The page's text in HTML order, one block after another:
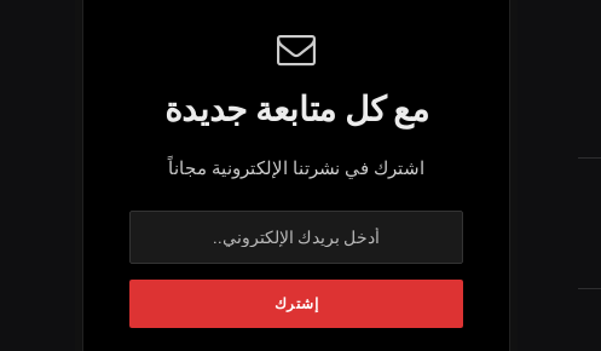
مع كل متابعة جديدة
اشترك في نشرتنا الإلكترونية مجاناً